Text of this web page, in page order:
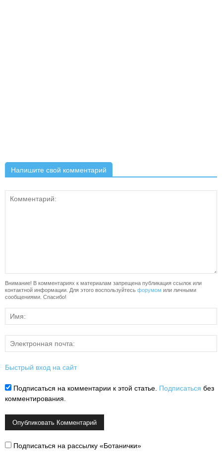
Напишите свой комментарий
Внимание! В комментариях к материалам запрещена публикация ссылок или
контактной информации. Для этого воспользуйтесь форумом или личными
сообщениями. Спасибо!
Быстрый вход на сайт
Подписаться на комментарии к этой статье. Подписаться без
комментирования.
Подписаться на рассылку «Ботанички»